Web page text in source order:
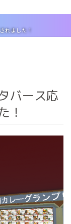
れました！
バース応
！